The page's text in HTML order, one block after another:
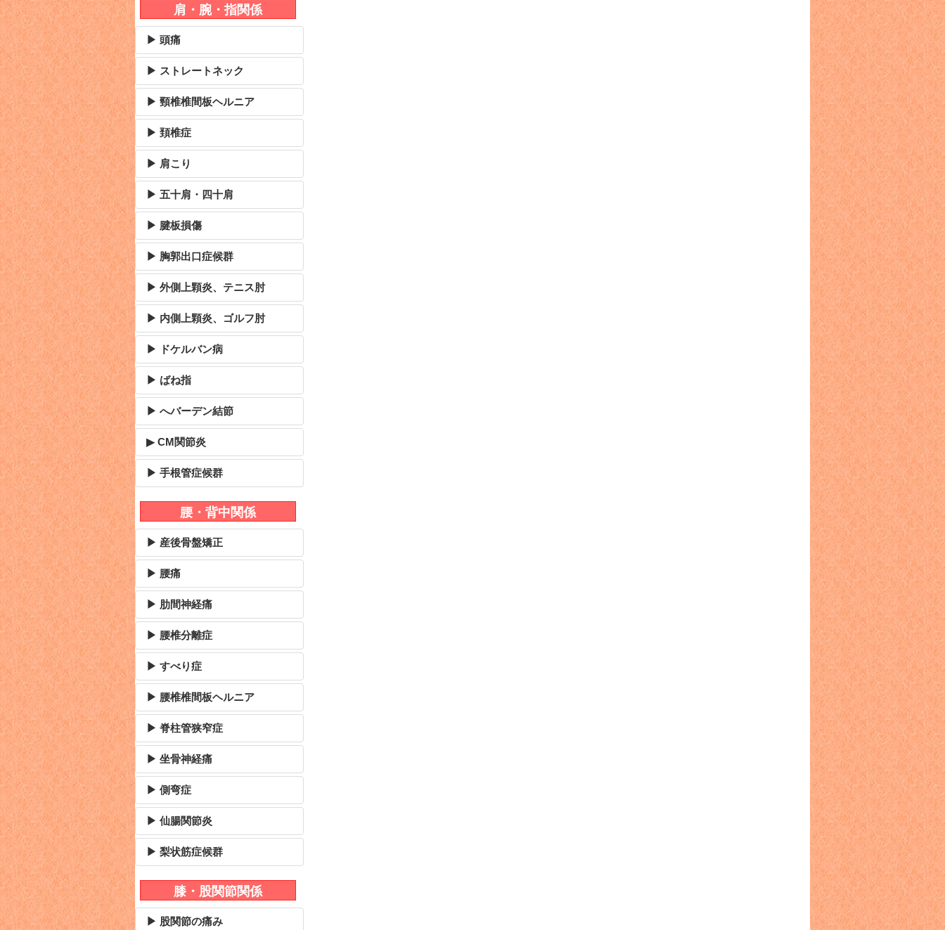
肩・腕・指関係
▶ 頭痛
▶ ストレートネック
▶ 頸椎椎間板ヘルニア
▶ 頚椎症
▶ 肩こり
▶ 五十肩・四十肩
▶ 腱板損傷
▶ 胸郭出口症候群
▶ 外側上顆炎、テニス肘
▶ 内側上顆炎、ゴルフ肘
▶ ドケルバン病
▶ ばね指
▶ へバーデン結節
▶ CM関節炎
▶ 手根管症候群
腰・背中関係
▶ 産後骨盤矯正
▶ 腰痛
▶ 肋間神経痛
▶ 腰椎分離症
▶ すべり症
▶ 腰椎椎間板ヘルニア
▶ 脊柱管狭窄症
▶ 坐骨神経痛
▶ 側弯症
▶ 仙腸関節炎
▶ 梨状筋症候群
膝・股関節関係
▶ 股関節の痛み